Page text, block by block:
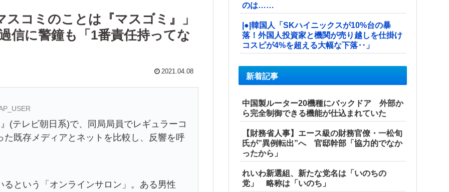
コミのことは『マスゴミ』」
信に警鐘も「1番責任持ってな
2021.04.08
テレビ朝日系)で、同局局員でレギュラーコ
既存メディアとネットを比較し、反響を呼
という「オンラインサロン」。ある男性
のは……
|●|韓国人「SKハイニックスが10%台の暴
落！外国人投資家と機関が売り越しを仕掛け
コスピが4%を超える大幅な下落‥」
新着記事
中国製ルーター20機種にバックドア 外部か
ら完全制御できる機能が仕込まれていた
【財務省人事】エース級の財務官僚・一松旬
氏が”異例転出”へ 官邸幹部「協力的でなか
ったから」
れいわ新選組、新たな党名は「いのちの
党」 略称は「いのち」